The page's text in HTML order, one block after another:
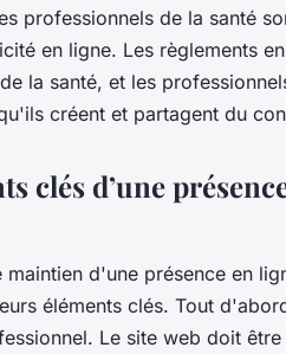
professionnels de la santé
en ligne. Les règlements
la santé, et les
créent et partagent du
clés d’une
maintien d'une présence en
éléments clés. Tout
Le site web doit